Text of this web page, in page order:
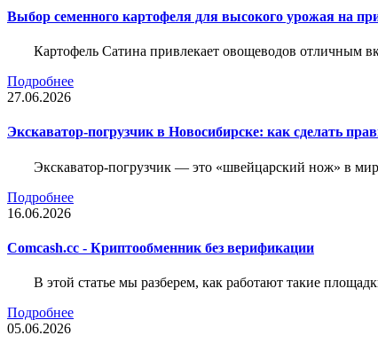
Выбор семенного картофеля для высокого урожая на
Картофель Сатина привлекает овощеводов отличным
Подробнее
27.06.2026
Экскаватор-погрузчик в Новосибирске: как сделать
Экскаватор-погрузчик — это «швейцарский нож» в
Подробнее
16.06.2026
Comcash.cc - Криптообменник без верификации
В этой статье мы разберем, как работают такие
Подробнее
05.06.2026